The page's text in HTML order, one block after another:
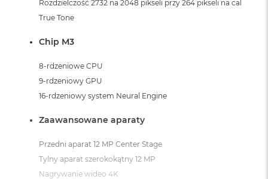
Rozdzielczość 2732 na 2048 pikseli przy 264 pikseli na cal
True Tone
Chip M3
8-rdzeniowe CPU
9-rdzeniowy GPU
16-rdzeniowy system Neural Engine
Zaawansowane aparaty
Przedni aparat 12 MP Center Stage
Tylny aparat szerokokątny 12 MP
Nagrywanie wideo 4K